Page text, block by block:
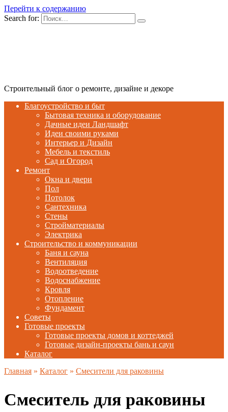
Перейти к содержанию
Search for:
Строительный блог о ремонте, дизайне и декоре
Благоустройство и быт
Бытовая техника и оборудование
Дачные идеи Ландшафт
Идеи своими руками
Интерьер и Дизайн
Мебель и текстиль
Сад и Огород
Ремонт
Окна и двери
Пол
Потолок
Сантехника
Стены
Стройматериалы
Электрика
Строительство и коммуникации
Баня и сауна
Вентиляция
Водоотведение
Водоснабжение
Кровля
Отопление
Фундамент
Советы
Готовые проекты
Готовые проекты домов и коттеджей
Готовые дизайн-проекты бань и саун
Каталог
Главная » Каталог » Смесители для раковины
Смеситель для раковины